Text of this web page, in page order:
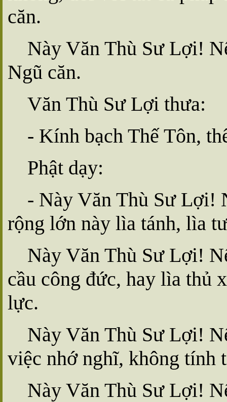
căn.
Này Văn Thù Sư Lợi!
Ngũ căn.
Văn Thù Sư Lợi thưa:
- Kính bạch Thế Tôn,
Phật dạy:
- Này Văn Thù Sư Lợi!
rộng lớn này lìa tánh, lìa
Này Văn Thù Sư Lợi!
cầu công đức, hay lìa thủ
lực.
Này Văn Thù Sư Lợi!
việc nhớ nghĩ, không tính
Này Văn Thù Sư Lợi!